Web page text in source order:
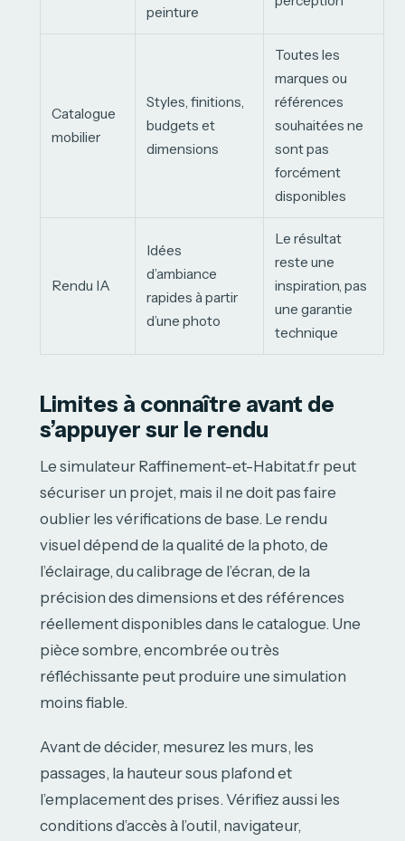
peinture
Catalogue
mobilier
Styles, finitions,
budgets et
dimensions
Toutes les
marques ou
références
souhaitées ne
sont pas
forcément
disponibles
Rendu IA
Idées
d’ambiance
rapides à partir
d’une photo
Le résultat
reste une
inspiration, pas
une garantie
technique
Limites à connaître avant de
s’appuyer sur le rendu
Le simulateur Raffinement-et-Habitat.fr peut
sécuriser un projet, mais il ne doit pas faire
oublier les vérifications de base. Le rendu
visuel dépend de la qualité de la photo, de
l’éclairage, du calibrage de l’écran, de la
précision des dimensions et des références
réellement disponibles dans le catalogue. Une
pièce sombre, encombrée ou très
réfléchissante peut produire une simulation
moins fiable.
Avant de décider, mesurez les murs, les
passages, la hauteur sous plafond et
l’emplacement des prises. Vérifiez aussi les
conditions d’accès à l’outil, navigateur,